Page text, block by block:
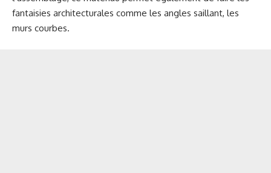
fantaisies architecturales comme les angles saillant, les
murs courbes.